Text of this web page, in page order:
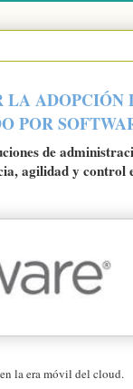
LA ADOPCIÓN
POR
de
agilidad y control
la era móvil del cloud.